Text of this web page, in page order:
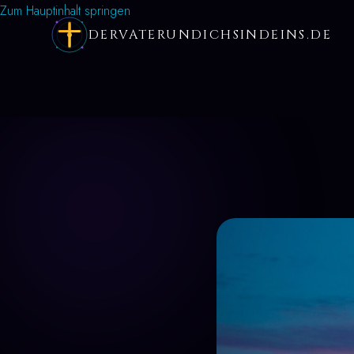
Zum Hauptinhalt springen
DERVATERUNDICHSINDEINS.DE